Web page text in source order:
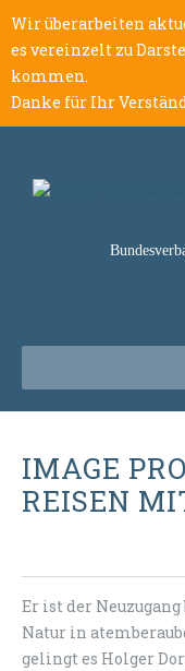
Wir überarbeiten
es vereinzelt zu
kommen.
Danke für Ihr
IMAGE
REISEN
Er ist der
Natur in
gelingt es Holger